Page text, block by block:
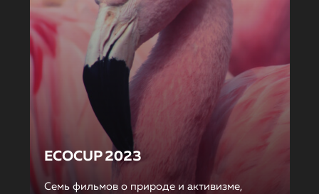
ECOCUP 2023
Семь фильмов о природе и активизме,